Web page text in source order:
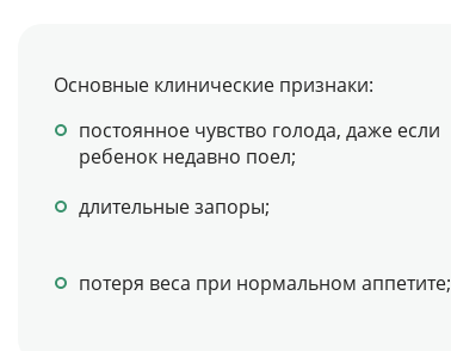
Основные клинические признаки:
постоянное чувство голода, даже если
ребенок недавно поел;
длительные запоры;
потеря веса при нормальном аппетите;